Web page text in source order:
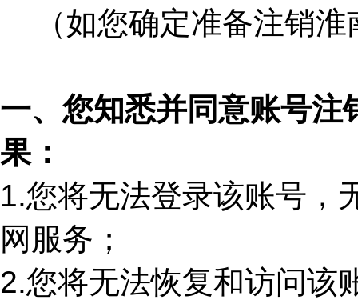
（如您确定准备注销
一、您知悉并同意账号注
果：
1.您将无法登录该账号，
网服务；
2.您将无法恢复和访问该